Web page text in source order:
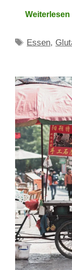
Weiterlesen
Essen,